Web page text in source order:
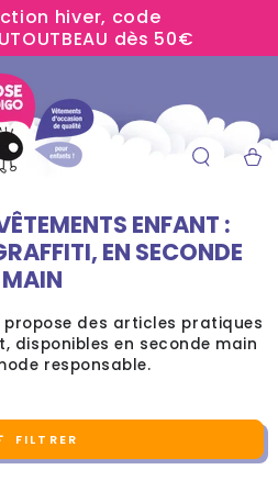
hiver, code
dès 50€
Panier
ENFANT :
EN SECONDE
MAIN
des articles pratiques
disponibles en seconde main
responsable.
FILTRER